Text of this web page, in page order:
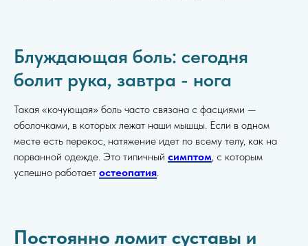
Блуждающая боль: сегодня
болит рука, завтра - нога
Такая «кочующая» боль часто связана с фасциями —
оболочками, в которых лежат наши мышцы. Если в одном
месте есть перекос, натяжение идет по всему телу, как на
порванной одежде. Это типичный симптом, с которым
успешно работает остеопатия.
Постоянно ломит суставы и